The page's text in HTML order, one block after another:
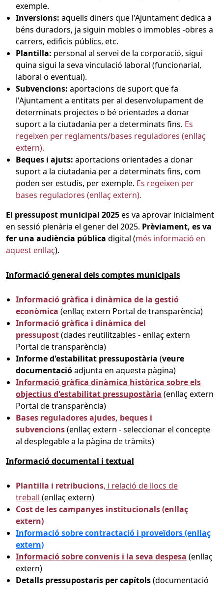
exemple.
Inversions: aquells diners que l'Ajuntament dedica a
béns duradors, ja siguin mobles o immobles -obres a
carrers, edificis públics, etc.
Plantilla: personal al servei de la corporació, sigui
quina sigui la seva vinculació laboral (funcionarial,
laboral o eventual).
Subvencions: aportacions de suport que fa
l'Ajuntament a entitats per al desenvolupament de
determinats projectes o bé orientades a donar
suport a la ciutadania per a determinats fins. Es
regeixen per reglaments/bases reguladores (enllaç
extern).
Beques i ajuts: aportacions orientades a donar
suport a la ciutadania per a determinats fins, com
poden ser estudis, per exemple. Es regeixen per
bases reguladores (enllaç extern).
El pressupost municipal 2025es va aprovar inicialment
en sessió plenària el gener del 2025. Prèviament, es va
fer una audiència pública digital (més informació en
aquest enllaç).
Informació general dels comptes municipals
Informació gràfica i dinàmica de la gestió
econòmica (enllaç extern Portal de transparència)
Informació gràfica i dinàmica del
pressupost(dades reutilitzables - enllaç extern
Portal de transparència)
Informe d'estabilitat pressupostària (veure
documentacióadjunta en aquesta pàgina)
Informació gràfica dinàmica històrica sobre els
objectius d'estabilitat pressupostària (enllaç extern
Portal de transparència)
Bases reguladores ajudes, beques i
subvencions(enllaç extern - seleccionar el concepte
al desplegable a la pàgina de tràmits)
Informació documental i textual
Plantilla i retribucions, i relació de llocs de
treball (enllaç extern)
Cost de les campanyes institucionals (enllaç
extern)
Informació sobre contractació i proveïdors (enllaç
extern)
Informació sobre convenis i la seva despesa (enllaç
extern)
Detalls pressupostaris per capítols(documentació